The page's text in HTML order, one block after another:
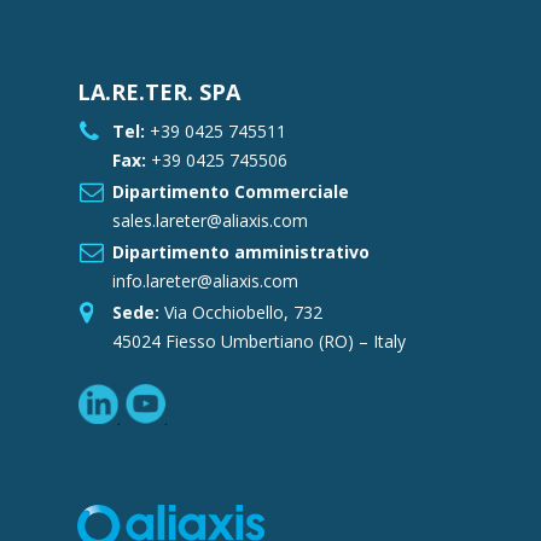
LA.RE.TER. SPA
Tel: +39 0425 745511
Fax: +39 0425 745506
Dipartimento Commerciale
sales.lareter@aliaxis.com
Dipartimento amministrativo
info.lareter@aliaxis.com
Sede: Via Occhiobello, 732
45024 Fiesso Umbertiano (RO) – Italy